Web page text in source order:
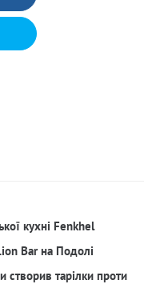
кухні Fenkhel
Bar на Подолі
тарілки проти